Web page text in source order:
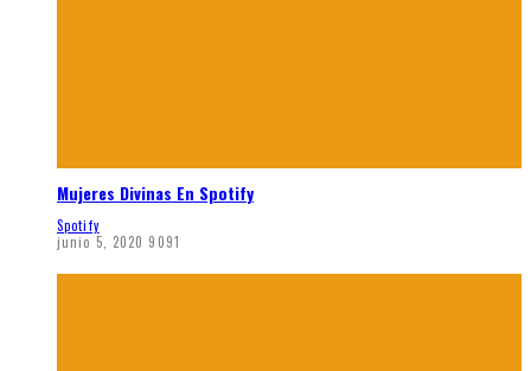
Mujeres Divinas En Spotify
Spotify
junio 5, 2020 9091